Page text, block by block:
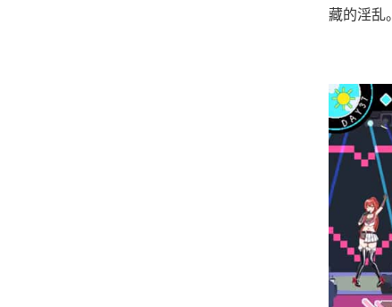
藏的淫乱。